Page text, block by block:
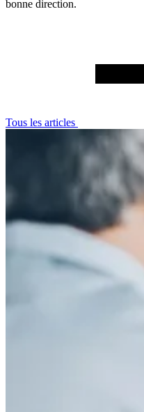
bonne direction.
Tous les articles